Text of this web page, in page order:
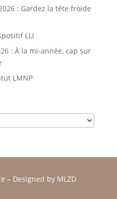
: Gardez la tête froide
LLI
: À la mi-année, cap sur
LMNP
–Designed by MLZD